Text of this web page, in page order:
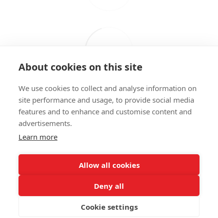
098 407 85 70
Укр Рус
About cookies on this site
We use cookies to collect and analyse information on
site performance and usage, to provide social media
features and to enhance and customise content and
advertisements.
Learn more
Allow all cookies
Deny all
Cookie settings